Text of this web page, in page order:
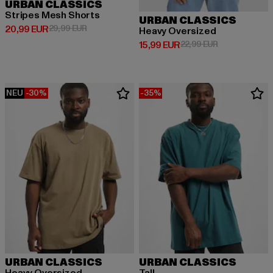
URBAN CLASSICS
Stripes Mesh Shorts
20,99 EUR
Derzeitiger Preis: 20,99 EUR
29,99 EURAktionspreis: 29,99 EUR
URBAN CLASSICS
Heavy Oversized
15,99 EUR
Derzeitiger Preis: 15,99 EUR
22,99 EURAktionspreis:
NEU -30%
URBAN CLASSICS
-35%
URBAN CLASSICS